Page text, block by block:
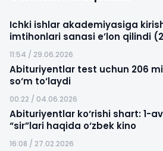
Ichki ishlar akademiyasiga
imtihonlari sanasi e’lon qilindi
11:54 / 29.06.2026
Abituriyentlar test uchun 206
so‘m to‘laydi
00:22 / 04.06.2026
Abituriyentlar ko‘rishi shart: 1-
“sir”lari haqida o‘zbek kino
16:08 / 27.02.2026